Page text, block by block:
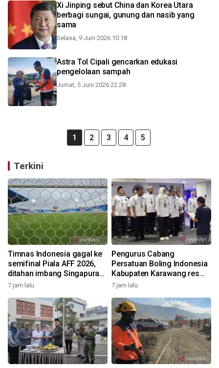
Xi Jinping sebut China dan Korea Utara
berbagi sungai, gunung dan nasib yang
sama
Selasa, 9 Juni 2026 10:18
Astra Tol Cipali gencarkan edukasi
pengelolaan sampah
Jumat, 5 Juni 2026 22:28
1 2 3 4 5
Terkini
Timnas Indonesia gagal ke
semifinal Piala AFF 2026,
ditahan imbang Singapura
1-1
7 jam lalu
Pengurus Cabang
Persatuan Boling Indonesia
Kabupaten Karawang resmi
terbentuk
7 jam lalu